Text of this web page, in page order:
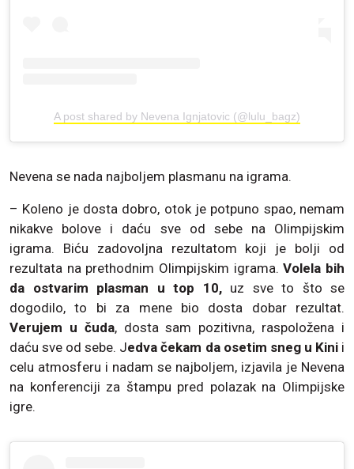
A post shared by Nevena Ignjatovic (@lulu_bagz)
Nevena se nada najboljem plasmanu na igrama.
– Koleno je dosta dobro, otok je potpuno spao, nemam
nikakve bolove i daću sve od sebe na Olimpijskim
igrama. Biću zadovoljna rezultatom koji je bolji od
rezultata na prethodnim Olimpijskim igrama.Volela bih
da ostvarim plasman u top 10, uz sve to što se
dogodilo, to bi za mene bio dosta dobar rezultat.
Verujem u čuda, dosta sam pozitivna, raspoložena i
daću sve od sebe. Jedva čekam da osetim sneg u Kini i
celu atmosferu i nadam se najboljem, izjavila je Nevena
na konferenciji za štampu pred polazak na Olimpijske
igre.